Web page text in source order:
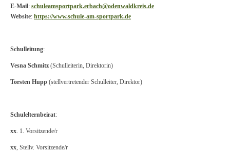
E-Mail: schuleamsportpark.erbach@odenwaldkreis.de
Website: https://www.schule-am-sportpark.de
Schulleitung:
Vesna Schmitz (Schulleiterin, Direktorin)
Torsten Hupp (stellvertretender Schulleiter, Direktor)
Schulelternbeirat:
xx. 1. Vorsitzende/r
xx, Stellv. Vorsitzende/r